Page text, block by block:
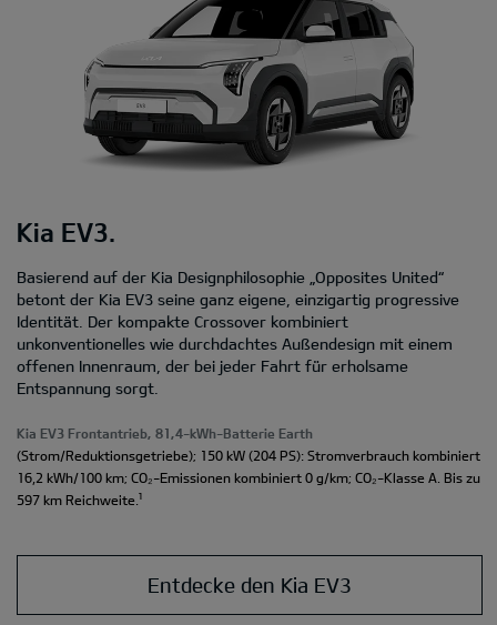
Kia EV3.
Basierend auf der Kia Designphilosophie „Opposites United“
betont der Kia EV3 seine ganz eigene, einzigartig progressive
Identität. Der kompakte Crossover kombiniert
unkonventionelles wie durchdachtes Außendesign mit einem
offenen Innenraum, der bei jeder Fahrt für erholsame
Entspannung sorgt.
Kia EV3 Frontantrieb, 81,4-kWh-Batterie Earth
(Strom/Reduktionsgetriebe); 150 kW (204 PS): Stromverbrauch kombiniert
16,2 kWh/100 km; CO₂-Emissionen kombiniert 0 g/km; CO₂-Klasse A. Bis zu
597 km Reichweite. ¹
Entdecke den Kia EV3